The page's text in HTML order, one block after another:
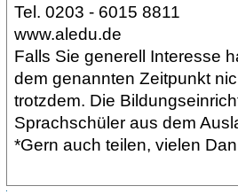
Tel. 0203 - 6015 8811
www.aledu.de
Falls Sie generell Interesse
dem genannten Zeitpunkt
trotzdem. Die
Sprachschüler aus dem
*Gern auch teilen, vielen